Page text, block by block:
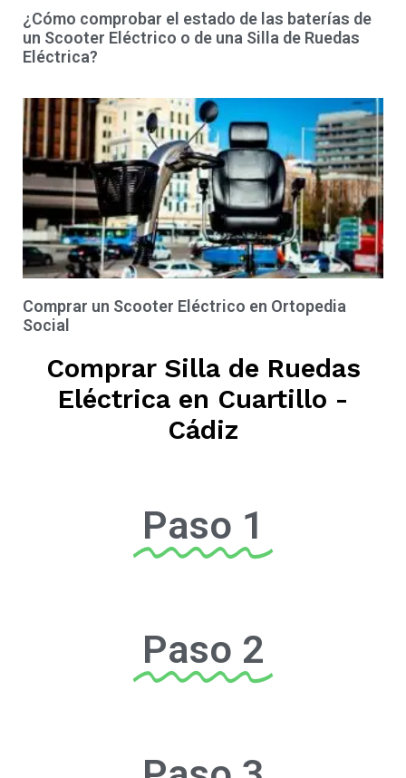
¿Cómo comprobar el estado de las baterías de
un Scooter Eléctrico o de una Silla de Ruedas
Eléctrica?
Comprar un Scooter Eléctrico en Ortopedia
Social
Comprar Silla de Ruedas
Eléctrica en Cuartillo -
Cádiz
Paso 1
Paso 2